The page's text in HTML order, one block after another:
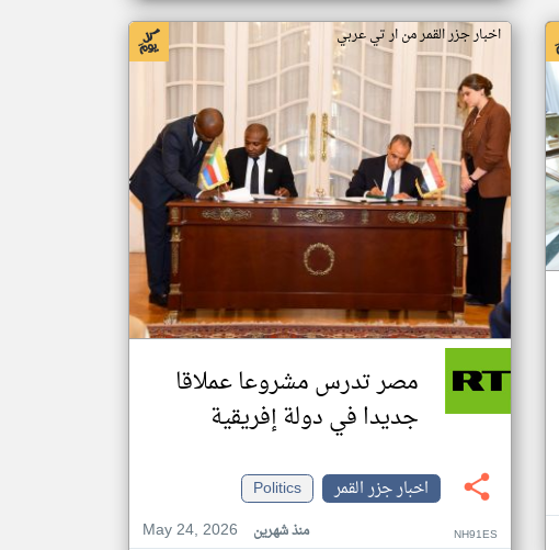
اخبار جزر القمر من ار تي عربي
مصر تدرس مشروعا عملاقا
جديدا في دولة إفريقية
اخبار جزر القمر
Politics
May 24, 2026
منذ شهرين NH91ES